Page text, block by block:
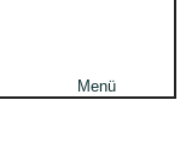
Menü